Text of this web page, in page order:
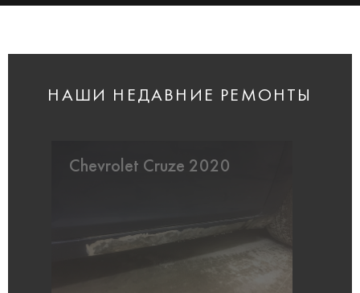
НАШИ НЕДАВНИЕ РЕМОНТЫ
Chevrolet Cruze 2020